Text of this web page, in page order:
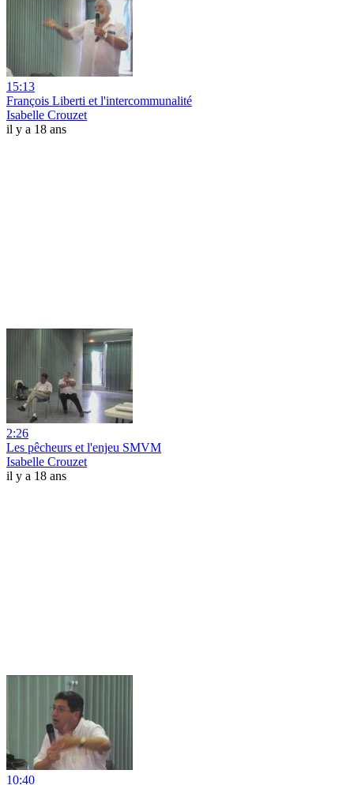
15:13
François Liberti et l'intercommunalité
Isabelle Crouzet
il y a 18 ans
2:26
Les pêcheurs et l'enjeu SMVM
Isabelle Crouzet
il y a 18 ans
10:40